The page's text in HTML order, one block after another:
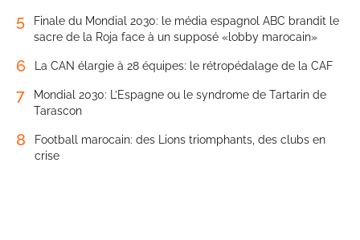
5
Finale du Mondial 2030: le média espagnol ABC brandit le
sacre de la Roja face à un supposé «lobby marocain»
6 La CAN élargie à 28 équipes: le rétropédalage de la CAF
7
Mondial 2030: L’Espagne ou le syndrome de Tartarin de
Tarascon
8
Football marocain: des Lions triomphants, des clubs en
crise